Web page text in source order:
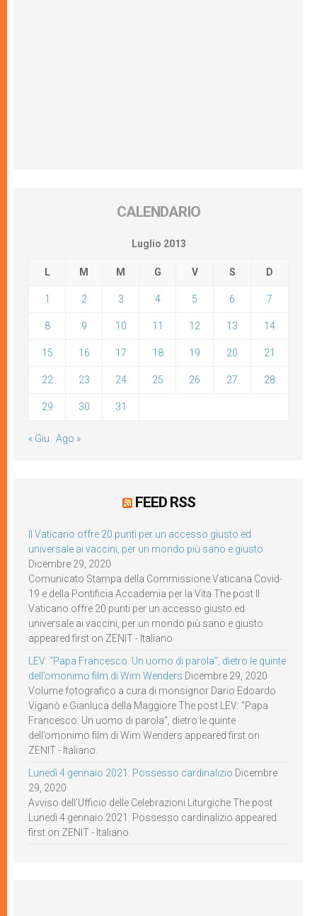
CALENDARIO
Luglio 2013
L M M G V S D
1 2 3 4 5 6 7
8 9 10 11 12 13 14
15 16 17 18 19 20 21
22 23 24 25 26 27 28
29 30 31
« Giu Ago »
FEED RSS
Il Vaticano offre 20 punti per un accesso giusto ed
universale ai vaccini, per un mondo più sano e giusto
Dicembre 29, 2020
Comunicato Stampa della Commissione Vaticana Covid-
19 e della Pontificia Accademia per la Vita The post Il
Vaticano offre 20 punti per un accesso giusto ed
universale ai vaccini, per un mondo più sano e giusto
appeared first on ZENIT - Italiano.
LEV: “Papa Francesco. Un uomo di parola”, dietro le quinte
dell’omonimo film di Wim Wenders Dicembre 29, 2020
Volume fotografico a cura di monsignor Dario Edoardo
Viganò e Gianluca della Maggiore The post LEV: “Papa
Francesco. Un uomo di parola”, dietro le quinte
dell’omonimo film di Wim Wenders appeared first on
ZENIT - Italiano.
Lunedì 4 gennaio 2021: Possesso cardinalizio Dicembre
29, 2020
Avviso dell’Ufficio delle Celebrazioni Liturgiche The post
Lunedì 4 gennaio 2021: Possesso cardinalizio appeared
first on ZENIT - Italiano.